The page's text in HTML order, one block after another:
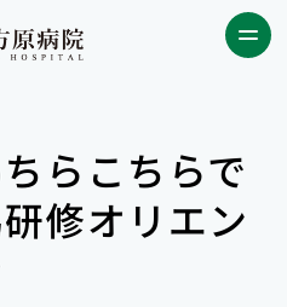
らこちらで
修オリエン